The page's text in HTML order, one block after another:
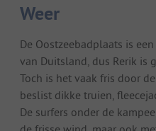
Weer
De Oostzeebadplaats is
van Duitsland, dus Rerik is
Toch is het vaak fris door
beslist dikke truien,
De surfers onder de